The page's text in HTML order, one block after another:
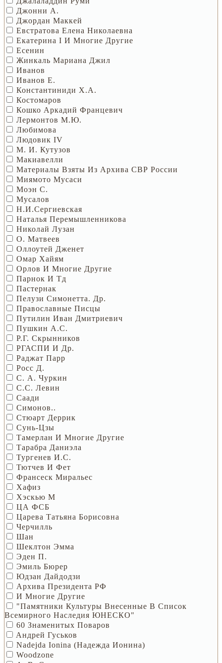
Джонни А.
Джордан Маккей
Евстратова Елена Николаевна
Екатерина I И Многие Другие
Есенин
Жинкаль Мариана Джил
Иванов
Иванов Е.
Константиниди Х.А.
Костомаров
Кошко Аркадий Францевич
Лермонтов М.Ю.
Любимова
Людовик IV
М. И. Кутузов
Макиавелли
Материалы Взяты Из Архива СВР России
Миямото Мусаси
Моэн С.
Мусалов
Н.И.Сергиевская
Наталья Перемышленникова
Николай Лузан
О. Матвеев
Оллоутей Дженет
Омар Хайям
Орлов И Многие Другие
Парнок И Тд
Пастернак
Пелузи Симонетта. Др.
Православные Писцы
Путилин Иван Дмитриевич
Пушкин А.С.
Р.Г. Скрынников
РГАСПИ И Др.
Раджат Парр
Росс Д.
С. А. Чуркин
С.С. Левин
Саади
Симонов..
Стюарт Деррик
Сунь-Цзы
Тамерлан И Многие Другие
Тарабра Даниэла
Тургенев И.С.
Тютчев И Фет
Франсеск Миральес
Хафиз
Хэскью М
ЦА ФСБ
Царева Татьяна Борисовна
Черчилль
Шан
Шеклтон Эмма
Эден П.
Эмиль Бюрер
Юдзан Дайдодзи
Архива Президента РФ
И Многие Другие
"Памятники Культуры Внесенные В Список
Всемирного Наследия ЮНЕСКО"
60 Знаменитых Поваров
Aндрей Гуcьков
Nadejda Ionina (Надежда Ионина)
Woodzone